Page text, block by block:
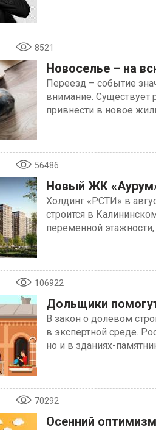
8521
Новоселье – на
Переезд – событие
внимание. Существует
привнести в новое
56486
Новый ЖК
Холдинг «РСТИ» в
строится в
переменной
106922
Дольщики
В закон о долевом
в экспертной среде.
но и в зданиях-
70292
Осенний